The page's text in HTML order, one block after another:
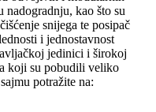
kao što su
snijega te posipač
i jednostavnost
jedinici i širokoj
koji su pobudili veliko
potražite na: